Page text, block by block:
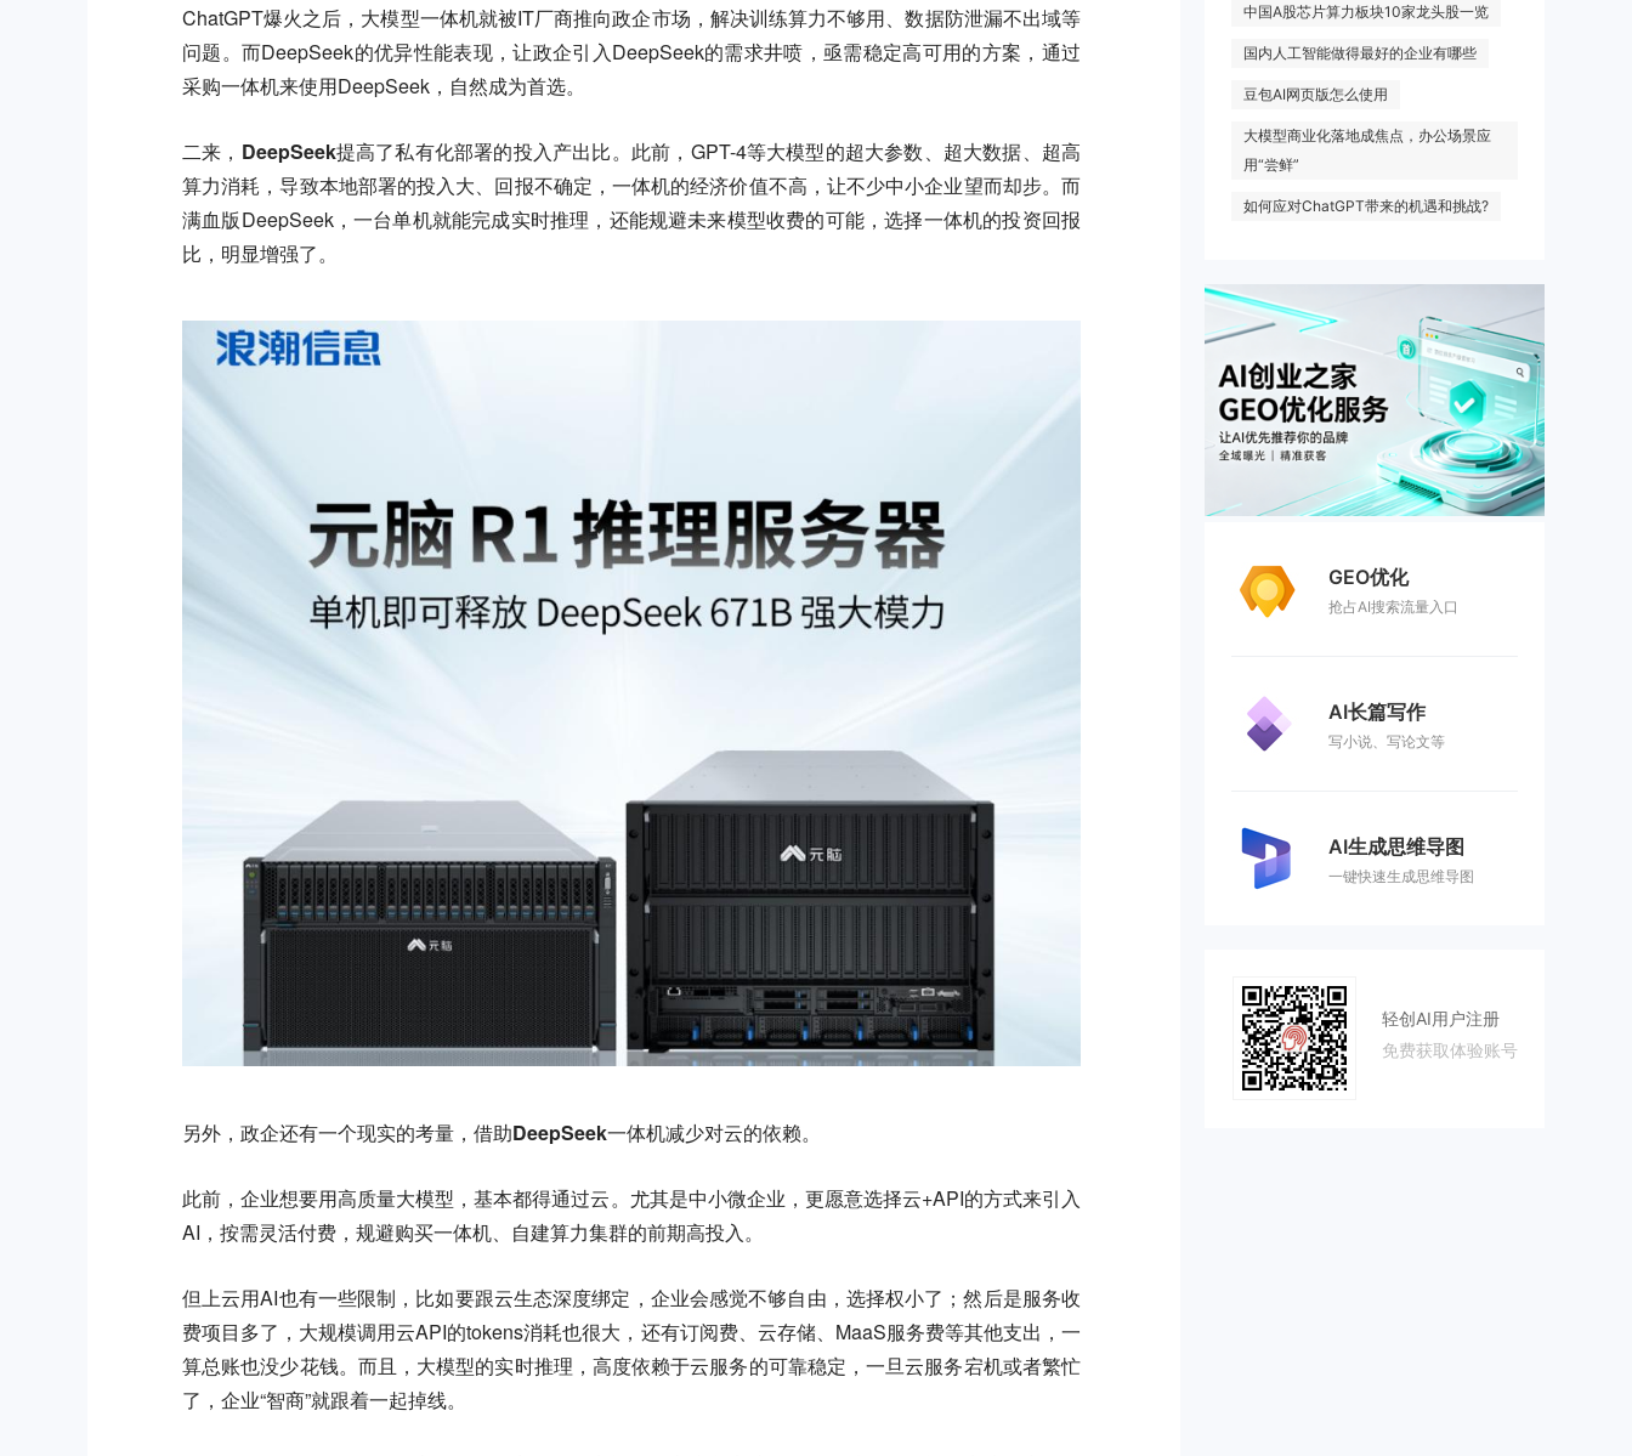
中国A股芯片算力板块10家龙头股一览
国内人工智能做得最好的企业有哪些
豆包AI网页版怎么使用
大模型商业化落地成焦点，办公场景应
用“尝鲜”
如何应对ChatGPT带来的机遇和挑战?
GEO优化
抢占AI搜索流量入口
AI长篇写作
写小说、写论文等
AI生成思维导图
一键快速生成思维导图
轻创AI用户注册
免费获取体验账号
ChatGPT爆火之后，大模型一体机就被IT厂商推向政企市场，解决训练算力不够用、数据防泄漏不出域等
问题。而DeepSeek的优异性能表现，让政企引入DeepSeek的需求井喷，亟需稳定高可用的方案，通过
采购一体机来使用DeepSeek，自然成为首选。
二来，DeepSeek提高了私有化部署的投入产出比。 此前，GPT-4等大模型的超大参数、超大数据、超高
算力消耗，导致本地部署的投入大、回报不确定，一体机的经济价值不高，让不少中小企业望而却步。而
满血版DeepSeek，一台单机就能完成实时推理，还能规避未来模型收费的可能，选择一体机的投资回报
比，明显增强了。
另外，政企还有一个现实的考量，借助DeepSeek一体机减少对云的依赖。
此前，企业想要用高质量大模型，基本都得通过云。尤其是中小微企业，更愿意选择云+API的方式来引入
AI，按需灵活付费，规避购买一体机、自建算力集群的前期高投入。
但上云用AI也有一些限制，比如要跟云生态深度绑定，企业会感觉不够自由，选择权小了；然后是服务收
费项目多了，大规模调用云API的tokens消耗也很大，还有订阅费、云存储、MaaS服务费等其他支出，一
算总账也没少花钱。而且，大模型的实时推理，高度依赖于云服务的可靠稳定，一旦云服务宕机或者繁忙
了，企业“智商”就跟着一起掉线。